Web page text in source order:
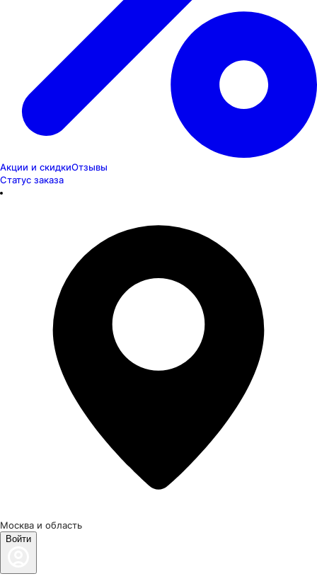
Акции и скидкиОтзывы
Статус заказа
Москва и область
Войти